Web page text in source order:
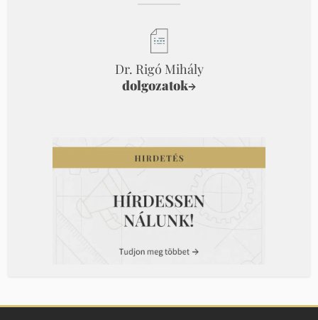
Dr. Rigó Mihály
dolgozatok→